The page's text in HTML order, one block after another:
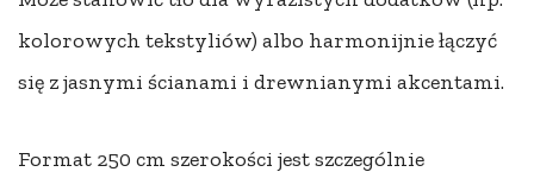
kolorowych tekstyliów) albo harmonijnie łączyć
się z jasnymi ścianami i drewnianymi akcentami.
Format 250 cm szerokości jest szczególnie